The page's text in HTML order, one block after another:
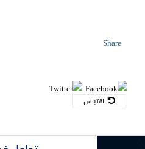
Share
اقتباس